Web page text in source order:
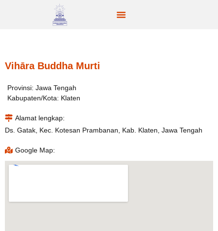
Vihāra Buddha Murti
Provinsi: Jawa Tengah
Kabupaten/Kota: Klaten
Alamat lengkap:
Ds. Gatak, Kec. Kotesan Prambanan, Kab. Klaten, Jawa Tengah
Google Map: